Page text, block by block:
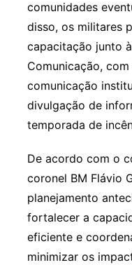
comunidades
disso, os militares
capacitação junto
Comunicação,
comunicação
divulgação de
temporada de
De acordo com o
coronel BM Flávio
planejamento
fortalecer a
eficiente e
minimizar os